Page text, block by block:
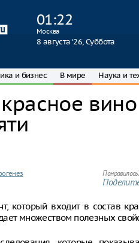
01:22
Москва
8 августа ‘26, Суббота
и бизнес В мире Наука и
который входит в состав
множеством полезных